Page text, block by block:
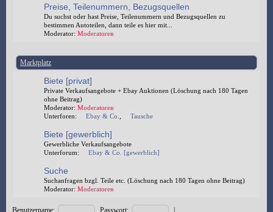
Preise, Teilenummern, Bezugsquellen
Du suchst oder hast Preise, Teilenummern und Bezugsquellen zu
bestimmen Autoteilen, dann teile es hier mit...
Moderator: Moderatoren
Marktplatz
Biete [privat]
Private Verkaufsangebote + Ebay Auktionen (Löschung nach 180 Tagen
ohne Beitrag)
Moderator: Moderatoren
Unterforen:
Ebay & Co. Tausche
Biete [gewerblich]
Gewerbliche Verkaufsangebote
Unterforum:
Ebay & Co. [gewerblich]
Suche
Suchanfragen bzgl. Teile etc. (Löschung nach 180 Tagen ohne Beitrag)
Moderator: Moderatoren
Benutzername: Passwort: |